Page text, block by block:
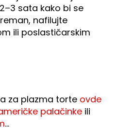
sata kako bi se
nafilujte
ili poslastičarskim
za plazma torte ovde
palačinke ili
…